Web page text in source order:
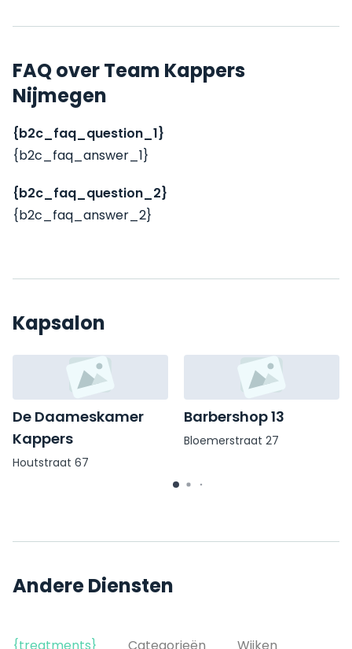
FAQ over Team Kappers
Nijmegen
{b2c_faq_question_1}
{b2c_faq_answer_1}
{b2c_faq_question_2}
{b2c_faq_answer_2}
Kapsalon
De Daameskamer
Kappers
Houtstraat 67
Barbershop 13
Bloemerstraat 27
Andere Diensten